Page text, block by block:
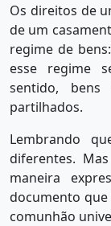
Os direitos de
de um
regime de
esse regime
sentido,
partilhados.
Lembrando
diferentes.
maneira
documento
comunhão